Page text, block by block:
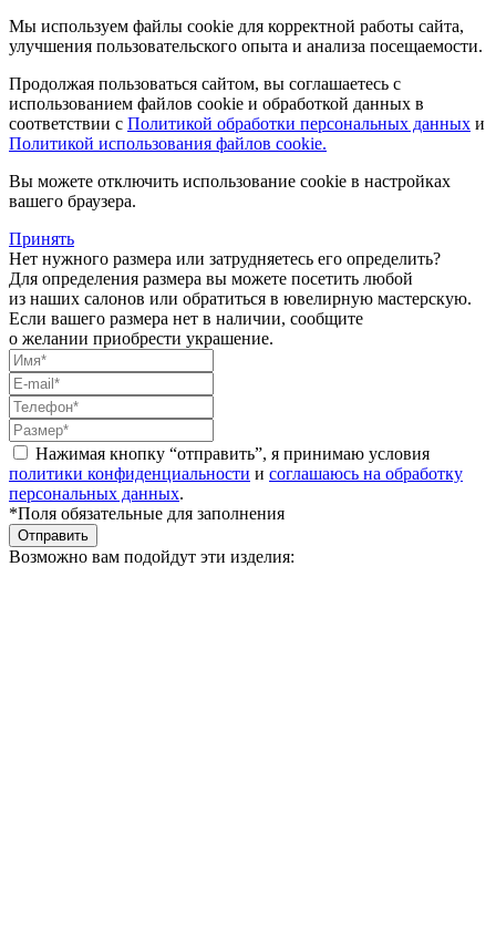
Мы используем файлы cookie для корректной работы сайта,
улучшения пользовательского опыта и анализа посещаемости.
Продолжая пользоваться сайтом, вы соглашаетесь с
использованием файлов cookie и обработкой данных в
соответствии с Политикой обработки персональных данных и
Политикой использования файлов cookie.
Вы можете отключить использование cookie в настройках
вашего браузера.
Принять
Нет нужного размера или затрудняетесь его определить?
Для определения размера вы можете посетить любой
из наших салонов или обратиться в ювелирную мастерскую.
Если вашего размера нет в наличии, сообщите
о желании приобрести украшение.
Нажимая кнопку “отправить”, я принимаю условия
политики конфиденциальности и соглашаюсь на обработку
персональных данных.
*Поля обязательные для заполнения
Отправить
Возможно вам подойдут эти изделия: